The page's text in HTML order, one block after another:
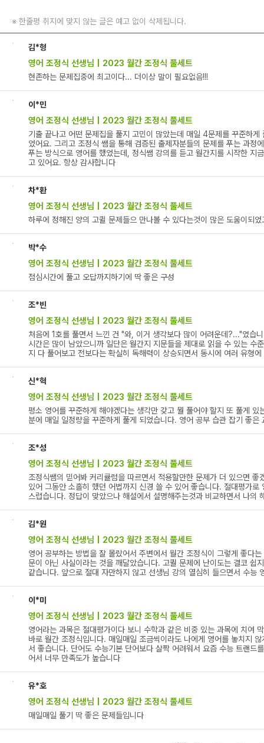
※ 한줄평 취지에 맞지 않는 글은 예고 없이 삭제됩니다.
김*형
영어 조정식 선생님 | 2023 월간 조정식 풀세트
현존하는 문제집중에 최고이다... 더이상 말이 필요없음!!!
이*민
영어 조정식 선생님 | 2023 월간 조정식 풀세트
기출 끝나고 어떤 문제집을 풀지 고민이 많았는데 매일 4문제를 꾸준하
었어요. 그리고 조정식 쌤을 통해 검증된 출제자분들의 문제를 푸는 과
푸는 방식으로 영어를 했었는데, 정식쌤 강의를 듣고 월간지를 시작한
고 있어요. 항상 감사합니다
차*환
영어 조정식 선생님 | 2023 월간 조정식 풀세트
하루에 정해진 양의 고퀼 문제들으 만나볼 수 있다는것이 많은 도움이되
박*수
영어 조정식 선생님 | 2023 월간 조정식 풀세트
점심시간에 풀고 오답까지하기에 딱 좋은 구성
조*빈
영어 조정식 선생님 | 2023 월간 조정식 풀세트
처음에 1호를 풀면서 느낀 건 "와, 이거 생각보다 많이 어려운데?..."였습
시간은 많이 남았으니까 일단은 월간지 지문들을 제대로 읽을 수 있는 수
지 다 풀어보고 전보다는 확실히 독해력이 상승되면서 동시에 여러 유형
신*혁
영어 조정식 선생님 | 2023 월간 조정식 풀세트
평소 영어를 꾸준하게 해야겠다는 생각만 갖고 뭘 풀어야 할지 또 풀게
분에 매일 일정량을 꾸준하게 풀게 되었습니다. 영어 공부 습관 잡기 좋은
조*성
영어 조정식 선생님 | 2023 월간 조정식 풀세트
조정식쌤의 믿어봐 커리큘럼을 따르면서 적용할만한 문제가 더 있으면
있어 그동안 소홀히 했던 어법까지 신경 쓸 수 있어 좋습니다. 절대평가
스럽습니다. 정답이 맞았으나 해설에서 설명해주는것과 비교하면서 나
김*원
영어 조정식 선생님 | 2023 월간 조정식 풀세트
영어 공부하는 방법을 잘 몰랐어서 주변에서 월간 조정식이 그렇게 좋다
문이 아닌 사실이라는 것을 깨달았습니다. 고퀄 문제에 난이도는 결코
같습니다. 앞으로 절대 자만하지 않고 선생님 강의 열심히 들으면서 수능
이*미
영어 조정식 선생님 | 2023 월간 조정식 풀세트
영어라는 과목은 절대평가이다 보니 수학과 같은 비중 있는 과목에 치여
바로 월간 조정식입니다. 매일매일 조금씩이라도 나에게 영어를 놓치지
서 좋습니다. 단어도 수능기본 단어보다 살짝 어려워서 요즘 수능 트랜
어서 너무 만족도가 높습니다
유*호
영어 조정식 선생님 | 2023 월간 조정식 풀세트
매일매일 풀기 딱 좋은 문제들입니다